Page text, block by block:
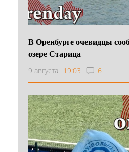
В Оренбурге очевидцы
озере Старица
9 августа 19:03 6